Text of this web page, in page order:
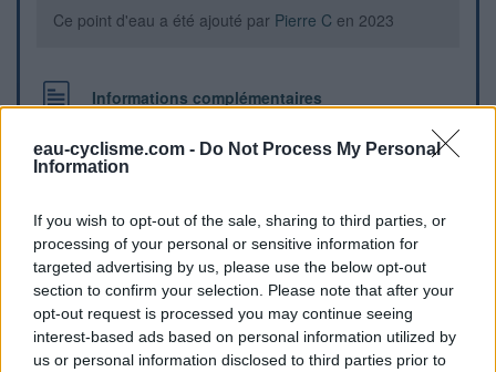
eau-cyclisme.com - Do Not Process My Personal
Information
If you wish to opt-out of the sale, sharing to third parties, or
processing of your personal or sensitive information for
targeted advertising by us, please use the below opt-out
section to confirm your selection. Please note that after your
opt-out request is processed you may continue seeing
interest-based ads based on personal information utilized by
us or personal information disclosed to third parties prior to
Ce point d'eau a été ajouté par Pierre C en 2023
Informations complémentaires
Bord de route, devant l'école